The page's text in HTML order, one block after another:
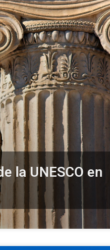
la UNESCO en